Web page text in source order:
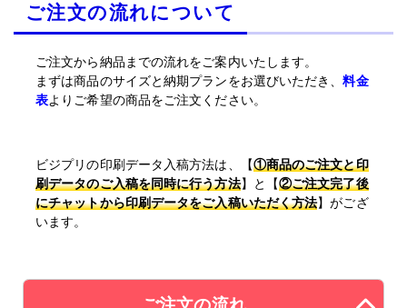
ご注文の流れについて
ご注文から納品までの流れをご案内いたします。
まずは商品のサイズと納期プランをお選びいただき、料金
表よりご希望の商品をご注文ください。
ビジプリの印刷データ入稿方法は、【①商品のご注文と印
刷データのご入稿を同時に行う方法】と【②ご注文完了後
にチャットから印刷データをご入稿いただく方法】がござ
います。